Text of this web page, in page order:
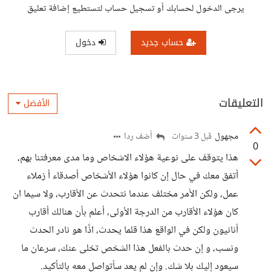
يرجى الدخول لحسابك أو تسجيل حساب لتستطيع إضافة تعليق
حساب جديد دخول
التعليقات الأفضل
0
مجهول قبل 3 سنوات أضف ردا
هذا يتوقف على نوعية هؤلاء الاشخاص وما مدى معرفتنا بهم،
أتفق معك في حال إن كانوا هؤلاء الأشخاص أصدقاء أ زملاء
عمل، ولكن الأمر مختلف عندما نتحدث عن الأقارب، ولا سيما ان
كان هؤلاء الأقارب من الدرجة الأولى، أعلم بأن هنالك أقارب
أنانيون ولكن في الواقع هذا قلما يحدث، اذًا هو نادر الحدث
ونسب، و إن حدث بالفعل هذا الشخص تخلى عنك، سرعان ما
سيعود إليك بلا شك. وإن لم يعد سأتواصل معه بالتأكيد.